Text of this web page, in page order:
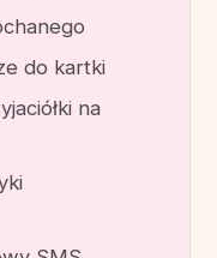
do kartki
na